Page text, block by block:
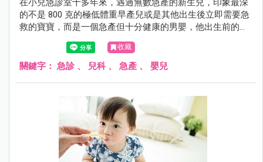
在小兒急診室十多年來，遇過無數急產的新生兒，印象最深
的不是 800 克的極低體重早產兒或是其他出生後立即需要急
救的寶寶，而是一個急產但十分健康的男嬰，他出生前的過
程十分特殊，特殊到至今無法忘卻。
收藏
關鍵字： 急診 、 兒科、 急產 、 嬰兒